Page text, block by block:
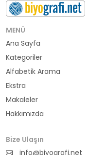
buluş
bürokrat
büyükelçi
cumhurbaşkanı
din adamı
doktor
MENÜ
Ana Sayfa
Kategoriler
Alfabetik Arama
Ekstra
Makaleler
Hakkımızda
Bize Ulaşın
info@biyografi.net